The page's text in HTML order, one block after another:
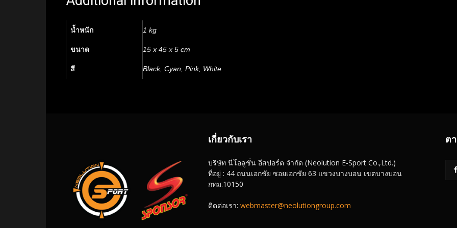
น้ำหนัก 1 kg
ขนาด 15 x 45 x 5 cm
สี Black, Cyan, Pink, White
เกี่ยวกับเรา
บริษัท นีโอลูชั่น อีสปอร์ต จำกัด (Neolution E-Sport Co.,Ltd.)
ที่อยู่ : 44 ถนนเอกชัย ซอยเอกชัย 63 แขวงบางบอน เขตบางบอน
กทม.10150
ติดต่อเรา: webmaster@neolutiongroup.com
ต